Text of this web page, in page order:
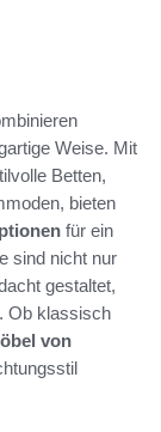
Weise. Mit
Betten,
bieten
für ein
sind nicht nur
gestaltet,
Ob klassisch
von